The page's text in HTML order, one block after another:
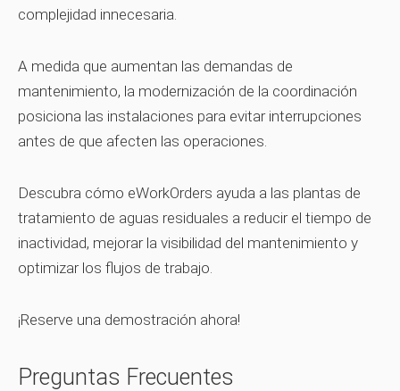
complejidad innecesaria.
A medida que aumentan las demandas de
mantenimiento, la modernización de la coordinación
posiciona las instalaciones para evitar interrupciones
antes de que afecten las operaciones.
Descubra cómo eWorkOrders ayuda a las plantas de
tratamiento de aguas residuales a reducir el tiempo de
inactividad, mejorar la visibilidad del mantenimiento y
optimizar los flujos de trabajo.
¡Reserve una demostración ahora!
Preguntas Frecuentes